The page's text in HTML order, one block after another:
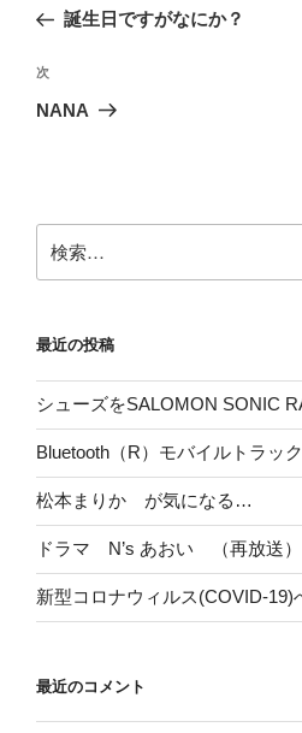
ナ
ビ
ゲ
ン
の
稿
誕生日ですがなにか？
次
の
次
NANA
索:
最近の投稿
シューズをSALOMON SONIC
Bluetooth（R）モバイルトラッ
松本まりか が気になる…
ドラマ N’s あおい （再放送）
新型コロナウィルス(COVID-19)
最近のコメント